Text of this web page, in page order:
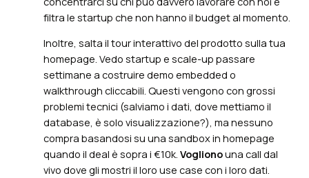
filtra le startup che non hanno il budget al momento.
Inoltre, salta il tour interattivo del prodotto sulla tua
homepage. Vedo startup e scale-up passare
settimane a costruire demo embedded o
walkthrough cliccabili. Questi vengono con grossi
problemi tecnici (salviamo i dati, dove mettiamo il
database, è solo visualizzazione?), ma nessuno
compra basandosi su una sandbox in homepage
quando il deal è sopra i €10k.Voglionouna call dal
vivo dove gli mostri il loro use case con i loro dati.